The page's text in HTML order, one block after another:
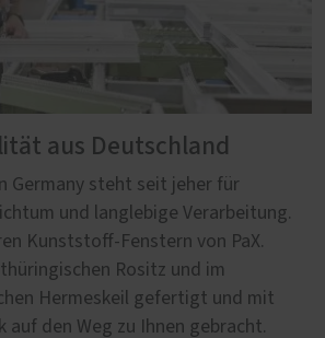
aus Deutschland
Germany steht seit jeher für
und langlebige Verarbeitung.
Kunststoff-Fenstern von PaX.
Rositz und im
Hermeskeil gefertigt und mit
auf den Weg zu Ihnen gebracht.